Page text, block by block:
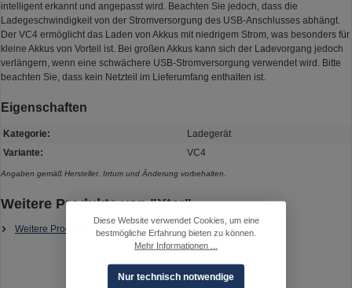
intelligent erkannt und angepasst wird. Beachten Sie jedoch, dass die
Ladegeschwindigkeit von der Stromversorgung des USB-Anschlusses abhängt.
Der VC4 ermöglicht das Laden von Akkus mit niedrigem Strom, was besonders für
kleine Akkus von Vorteil ist. Bei großen Akkus kann sich der Ladevorgang jedoch
verlängern, wenn eine schwächere USB-Stromversorgung verwendet wird. Bitte
beachten Sie, dass kein Netzteil im Lieferumfang enthalten ist.
Eigenschaften
Kategorie:
Ladegerät
Variante:
VC4
Angaben gemäß Hersteller. Irrtum und Änderung vorbehalten.
Weitere Produkte von "Xtar"
Weitere Produkte von Xtar
Diese Website verwendet Cookies, um eine
bestmögliche Erfahrung bieten zu können.
Mehr Informationen ...
Nur technisch notwendige